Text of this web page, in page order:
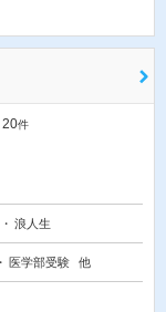
20件
浪人生
医学部受験 他